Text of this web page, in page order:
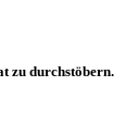
zu durchstöbern.